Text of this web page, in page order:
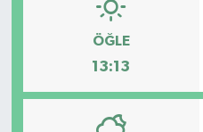
ÖĞLE
13:13